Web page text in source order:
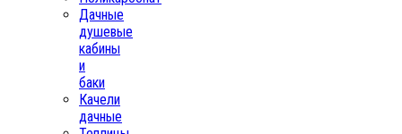
Дачные
душевые
кабины
и
баки
Качели
дачные